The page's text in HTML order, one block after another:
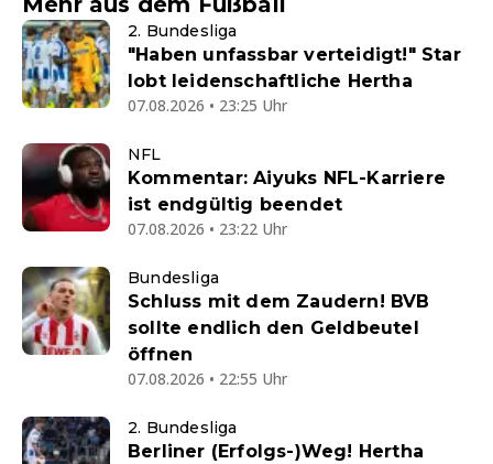
2. Bundesliga
"Haben unfassbar verteidigt!" Star
lobt leidenschaftliche Hertha
07.08.2026 • 23:25 Uhr
NFL
Kommentar: Aiyuks NFL-Karriere
ist endgültig beendet
07.08.2026 • 23:22 Uhr
Bundesliga
Schluss mit dem Zaudern! BVB
sollte endlich den Geldbeutel
öffnen
07.08.2026 • 22:55 Uhr
2. Bundesliga
Berliner (Erfolgs-)Weg! Hertha